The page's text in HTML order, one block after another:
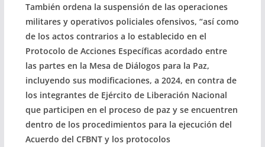
También ordena la suspensión de las operaciones
militares y operativos policiales ofensivos, “así como
de los actos contrarios a lo establecido en el
Protocolo de Acciones Específicas acordado entre
las partes en la Mesa de Diálogos para la Paz,
incluyendo sus modificaciones, a 2024, en contra de
los integrantes de Ejército de Liberación Nacional
que participen en el proceso de paz y se encuentren
dentro de los procedimientos para la ejecución del
Acuerdo del CFBNT y los protocolos